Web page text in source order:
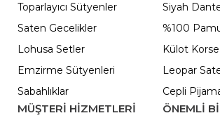
Toparlayıcı Sütyenler
Saten Gecelikler
Lohusa Setler
Emzirme Sütyenleri
Sabahlıklar
Siyah
%100
Külot Korse
Leopar
Cepli
MÜŞTERİ HİZMETLERİ ÖNEMLI